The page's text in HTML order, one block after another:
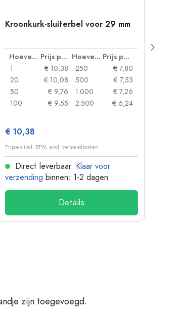
Kroonkurk-sluiterbel voor 29 mm
Hoeveelheid Prijs per eenheid Hoeveelheid
Prijs per eenheid
1
€ 10,38
20
€ 10,08
50
€ 9,76
100
€ 9,55
250
€ 7,80
500
€ 7,53
1.000
€ 7,26
2.500
€ 6,24
€ 10,38
Prijzen incl. BTW, excl. verzendkosten
Direct leverbaar. Klaar voor
verzending binnen: 1-2 dagen
Details
zijn toegevoegd.